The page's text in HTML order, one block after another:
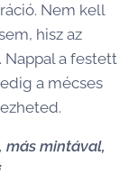
Nem kell
hisz az
Nappal a festett
a mécses
más mintával,